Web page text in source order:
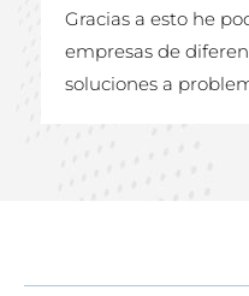
Gracias a esto he
empresas de
soluciones a